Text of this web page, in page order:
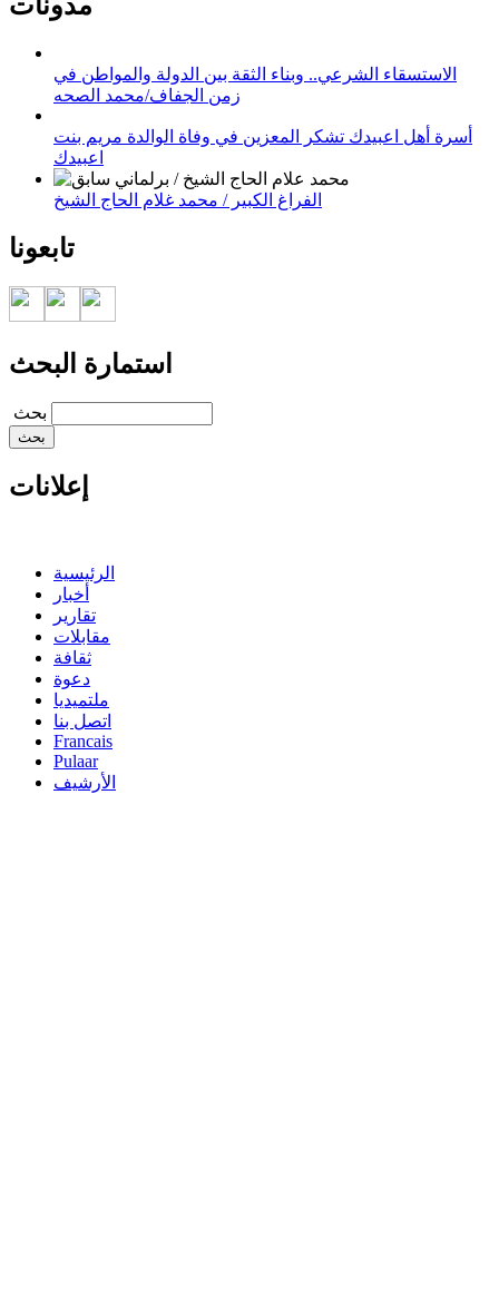
مدونات
الاستسقاء الشرعي.. وبناء الثقة بين الدولة والمواطن في
زمن الجفاف/محمد الصحه
أسرة أهل اعبيدك تشكر المعزين في وفاة الوالدة مريم بنت
اعبيدك
الفراغ الكبير / محمد غلام الحاج الشيخ
تابعونا
استمارة البحث
‏بحث ‏
إعلانات
الرئيسية
أخبار
تقارير
مقابلات
ثقافة
دعوة
ملتميديا
اتصل بنا
Francais
Pulaar
الأرشيف